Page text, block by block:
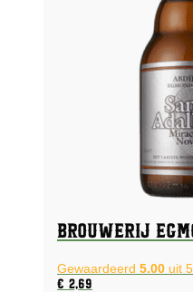
Brouwerij
Gewaardeerd 5.00 uit 5
€ 2,69